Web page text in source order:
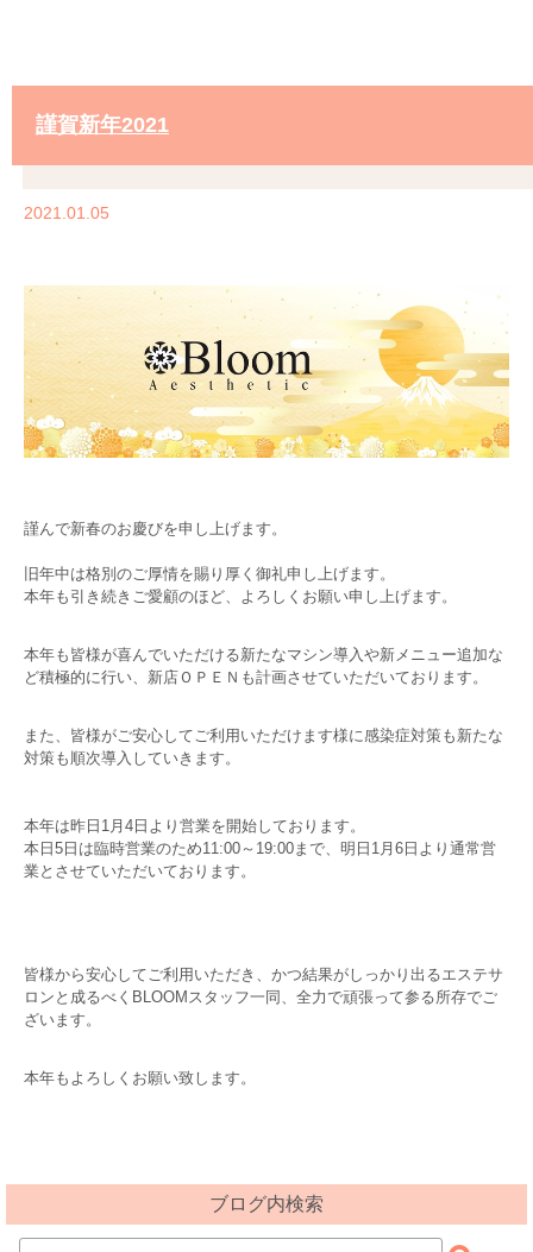
謹賀新年2021
2021.01.05
謹んで新春のお慶びを申し上げます。
旧年中は格別のご厚情を賜り厚く御礼申し上げます。
本年も引き続きご愛顧のほど、よろしくお願い申し上げます。
本年も皆様が喜んでいただける新たなマシン導入や新メニュー追加な
ど積極的に行い、新店ＯＰＥＮも計画させていただいております。
また、皆様がご安心してご利用いただけます様に感染症対策も新たな
対策も順次導入していきます。
本年は昨日1月4日より営業を開始しております。
本日5日は臨時営業のため11:00～19:00まで、明日1月6日より通常営
業とさせていただいております。
皆様から安心してご利用いただき、かつ結果がしっかり出るエステサ
ロンと成るべくBLOOMスタッフ一同、全力で頑張って参る所存でご
ざいます。
本年もよろしくお願い致します。
ブログ内検索